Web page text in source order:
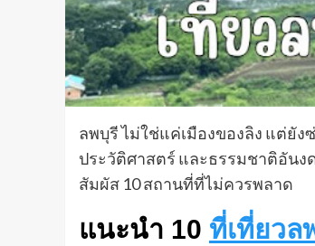
ลพบุรี ไม่ใช่แค่เมืองของลิง แต่ยั
ประวัติศาสตร์ และธรรมชาติอัน
สัมผัส 10 สถานที่ที่ไม่ควรพลาด
แนะนำ 10 ที่เที่ยวล